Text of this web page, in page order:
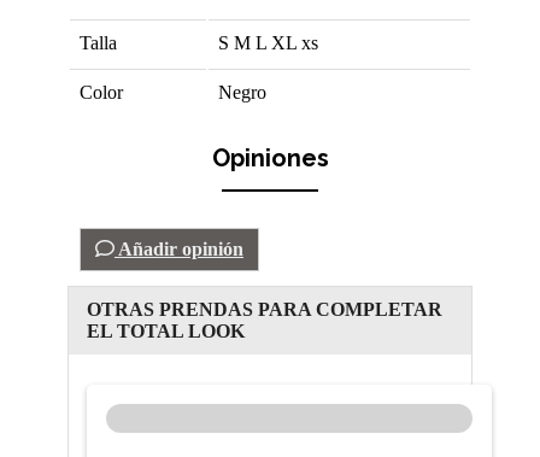
Talla S M L XL xs
Color Negro
Opiniones
Añadir opinión
OTRAS PRENDAS PARA COMPLETAR
EL TOTAL LOOK